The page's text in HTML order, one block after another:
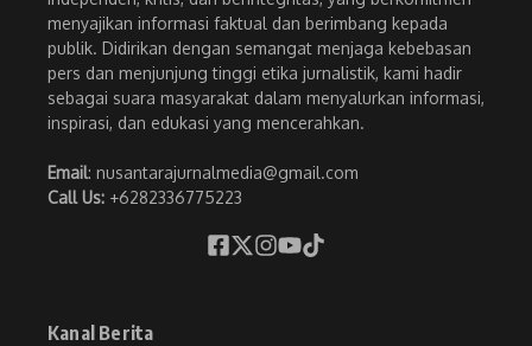
menyajikan informasi faktual dan berimbang kepada
publik. Didirikan dengan semangat menjaga kebebasan
pers dan menjunjung tinggi etika jurnalistik, kami hadir
sebagai suara masyarakat dalam menyalurkan informasi,
inspirasi, dan edukasi yang mencerahkan.
Email: nusantarajurnalmedia@gmail.com
Call Us: +6282336775223
Kanal Berita